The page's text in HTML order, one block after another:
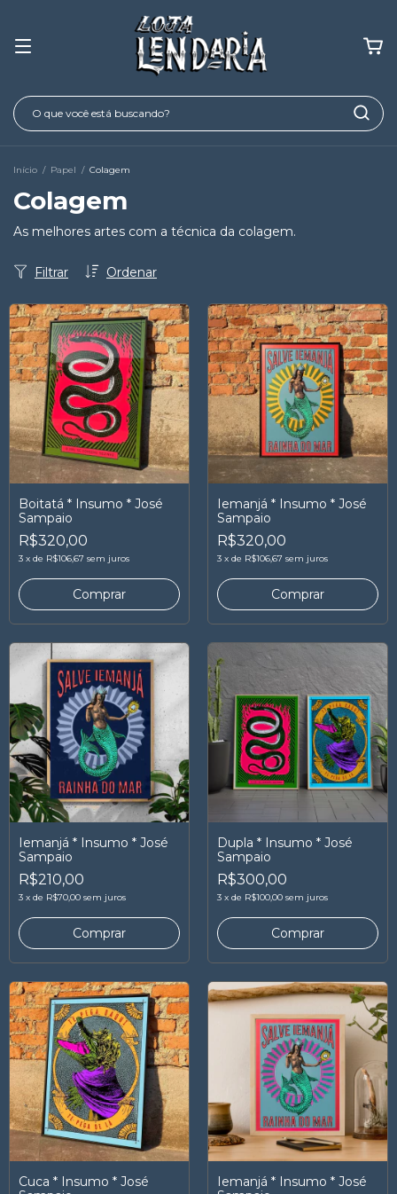
Início / Papel / Colagem
Colagem
As melhores artes com a técnica da colagem.
Ordenar
Filtrar
Boitatá * Insumo * José
Sampaio
R$320,00
3 x de R$106,67 sem juros
Comprar
Iemanjá * Insumo * José
Sampaio
R$320,00
3 x de R$106,67 sem juros
Comprar
Iemanjá * Insumo * José
Sampaio
R$210,00
3 x de R$70,00 sem juros
Comprar
Dupla * Insumo * José
Sampaio
R$300,00
3 x de R$100,00 sem juros
Comprar
Cuca * Insumo * José
Iemanjá * Insumo * José